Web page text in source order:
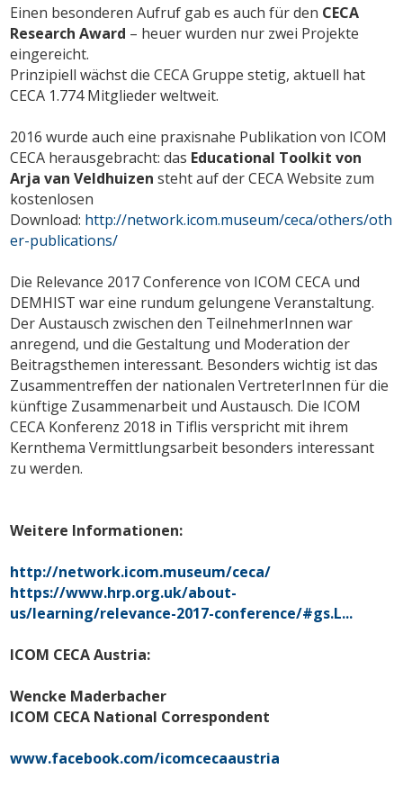
Einen besonderen Aufruf gab es auch für den CECA
Research Award – heuer wurden nur zwei Projekte
eingereicht.
Prinzipiell wächst die CECA Gruppe stetig, aktuell hat
CECA 1.774 Mitglieder weltweit.
2016 wurde auch eine praxisnahe Publikation von ICOM
CECA herausgebracht: das Educational Toolkit von
Arja van Veldhuizen steht auf der CECA Website zum
kostenlosen
Download: http://network.icom.museum/ceca/others/oth
er-publications/
Die Relevance 2017 Conference von ICOM CECA und
DEMHIST war eine rundum gelungene Veranstaltung.
Der Austausch zwischen den TeilnehmerInnen war
anregend, und die Gestaltung und Moderation der
Beitragsthemen interessant. Besonders wichtig ist das
Zusammentreffen der nationalen VertreterInnen für die
künftige Zusammenarbeit und Austausch. Die ICOM
CECA Konferenz 2018 in Tiflis verspricht mit ihrem
Kernthema Vermittlungsarbeit besonders interessant
zu werden.
Weitere Informationen:
http://network.icom.museum/ceca/
https://www.hrp.org.uk/about-
us/learning/relevance-2017-conference/#gs.L...
ICOM CECA Austria:
Wencke Maderbacher
ICOM CECA National Correspondent
www.facebook.com/icomcecaaustria